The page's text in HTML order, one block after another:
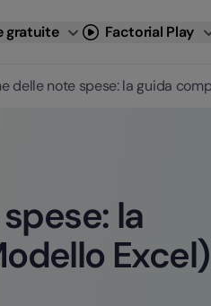
gratuite Factorial Play
delle note spese: la guida
la
Excel)